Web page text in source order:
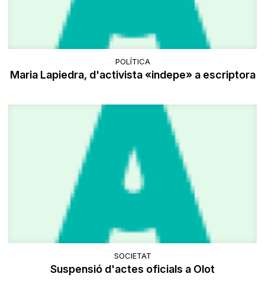
POLÍTICA
Maria Lapiedra, d'activista «indepe» a escriptora
SOCIETAT
Suspensió d'actes oficials a Olot